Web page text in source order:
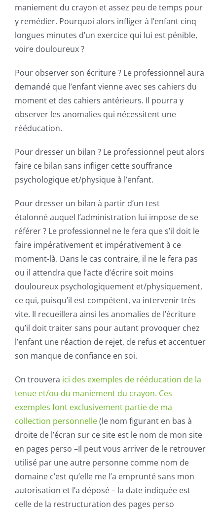
maniement du crayon et assez peu de temps pour
y remédier. Pourquoi alors infliger à l’enfant cinq
longues minutes d’un exercice qui lui est pénible,
voire douloureux ?
Pour observer son écriture ? Le professionnel aura
demandé que l’enfant vienne avec ses cahiers du
moment et des cahiers antérieurs. Il pourra y
observer les anomalies qui nécessitent une
rééducation.
Pour dresser un bilan ? Le professionnel peut alors
faire ce bilan sans infliger cette souffrance
psychologique et/physique à l’enfant.
Pour dresser un bilan à partir d’un test
étalonné auquel l’administration lui impose de se
référer ? Le professionnel ne le fera que s’il doit le
faire impérativement et impérativement à ce
moment-là. Dans le cas contraire, il ne le fera pas
ou il attendra que l’acte d’écrire soit moins
douloureux psychologiquement et/physiquement,
ce qui, puisqu’il est compétent, va intervenir très
vite. Il recueillera ainsi les anomalies de l’écriture
qu’il doit traiter sans pour autant provoquer chez
l’enfant une réaction de rejet, de refus et accentuer
son manque de confiance en soi.
On trouvera ici des exemples de rééducation de la
tenue et/ou du maniement du crayon. Ces
exemples font exclusivement partie de ma
collection personnelle(le nom figurant en bas à
droite de l’écran sur ce site est le nom de mon site
en pages perso –Il peut vous arriver de le retrouver
utilisé par une autre personne comme nom de
domaine c’est qu’elle me l’a emprunté sans mon
autorisation et l’a déposé – la date indiquée est
celle de la restructuration des pages perso